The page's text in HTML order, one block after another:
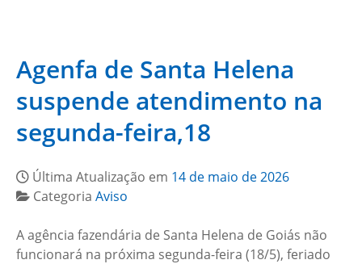
Agenfa de Santa Helena
suspende atendimento na
segunda-feira,18
Última Atualização em 14 de maio de 2026
Categoria Aviso
A agência fazendária de Santa Helena de Goiás não
funcionará na próxima segunda-feira (18/5), feriado